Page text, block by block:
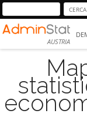
AUSTRIA